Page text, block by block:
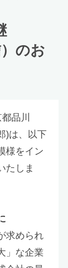
のお
品川
)は、以下
様をイン
たしま
求められ
」な企業